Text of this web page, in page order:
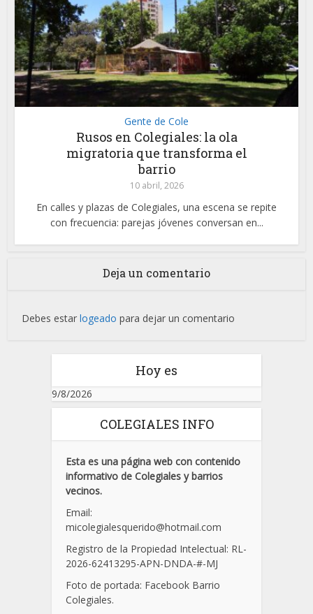
Gente de Cole
Rusos en Colegiales: la ola
migratoria que transforma el
barrio
10 abril, 2026
En calles y plazas de Colegiales, una escena se repite
con frecuencia: parejas jóvenes conversan en...
Deja un comentario
Debes estarlogeado para dejar un comentario
Hoy es
9/8/2026
COLEGIALES INFO
Esta es una página web con contenido
informativo de Colegiales y barrios
vecinos.
Email:
micolegialesquerido@hotmail.com
Registro de la Propiedad Intelectual: RL-
2026-62413295-APN-DNDA-#-MJ
Foto de portada: Facebook Barrio
Colegiales.